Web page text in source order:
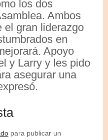
los dos
Ambos
el gran liderazgo
en
Apoyo
y Larry y les pido
asegurar una
para publicar un